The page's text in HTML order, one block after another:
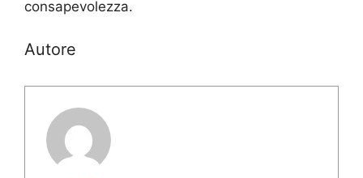
consapevolezza.
Autore